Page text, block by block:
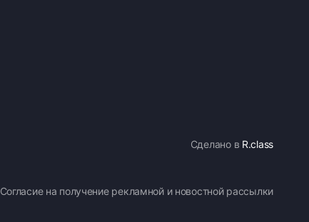
Сделано в R.class
Согласие на получение рекламной и новостной рассылки